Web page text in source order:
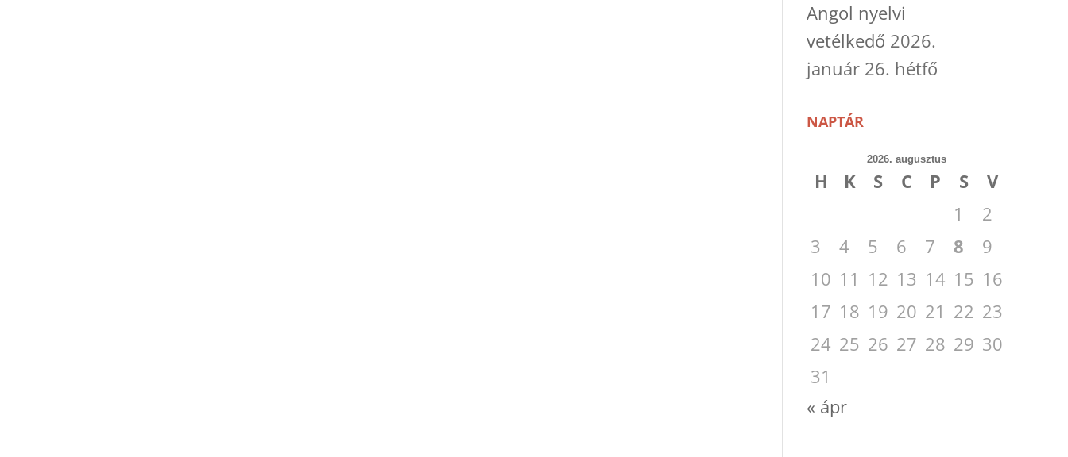
Angol nyelvi
vetélkedő 2026.
január 26. hétfő
NAPTÁR
2026. augusztus
H K S C P S
V
1
2
3
4 5 6 7 8
9
10 11 12 13 14 15 16
17 18 19 20 21 22 23
24 25 26 27 28 29 30
31
« ápr